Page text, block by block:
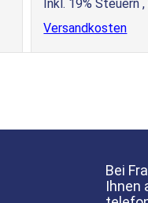
Inkl. 19% Steuern,
Versandkosten
Bei
Ihnen